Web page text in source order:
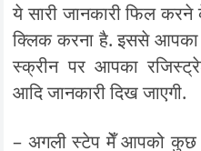
ये सारी जानकारी फिल
क्लिक करना है. इससे आपका
स्क्रीन पर आपका
आदि जानकारी दिख जाएगी.
– अगली स्टेप मेँ आपको कुछ